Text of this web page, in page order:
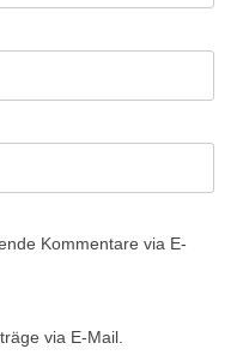
Kommentare via E-
via E-Mail.